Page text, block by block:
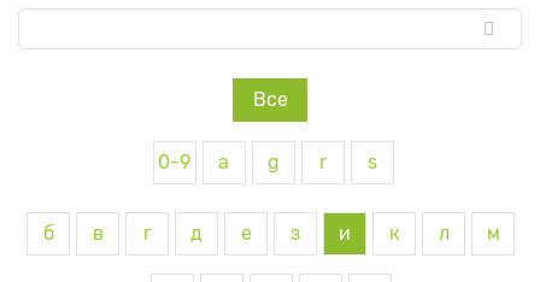
Все
0-9 a g r s
б в г д е з и к л м